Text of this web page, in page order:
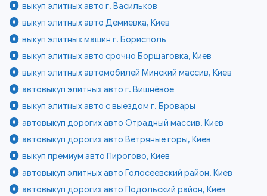
выкуп элитных авто г. Васильков
выкуп элитных авто Демиевка, Киев
выкуп элитных машин г. Борисполь
выкуп элитных авто срочно Борщаговка, Киев
выкуп элитных автомобилей Минский массив, Киев
автовыкуп элитных авто г. Вишнёвое
выкуп элитных авто с выездом г. Бровары
автовыкуп дорогих авто Отрадный массив, Киев
автовыкуп дорогих авто Ветряные горы, Киев
выкуп премиум авто Пирогово, Киев
автовыкуп элитных авто Голосеевский район, Киев
автовыкуп дорогих авто Подольский район, Киев